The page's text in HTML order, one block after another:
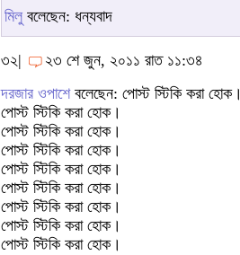
মিলু বলেছেন: ধন্যবাদ
৩২|
২৩ শে জুন, ২০১১ রাত ১১:৩৪
দরজার ওপাশেবলেছেন: পোস্ট স্টিকি করা হোক।
পোস্ট স্টিকি করা হোক।
পোস্ট স্টিকি করা হোক।
পোস্ট স্টিকি করা হোক।
পোস্ট স্টিকি করা হোক।
পোস্ট স্টিকি করা হোক।
পোস্ট স্টিকি করা হোক।
পোস্ট স্টিকি করা হোক।
পোস্ট স্টিকি করা হোক।